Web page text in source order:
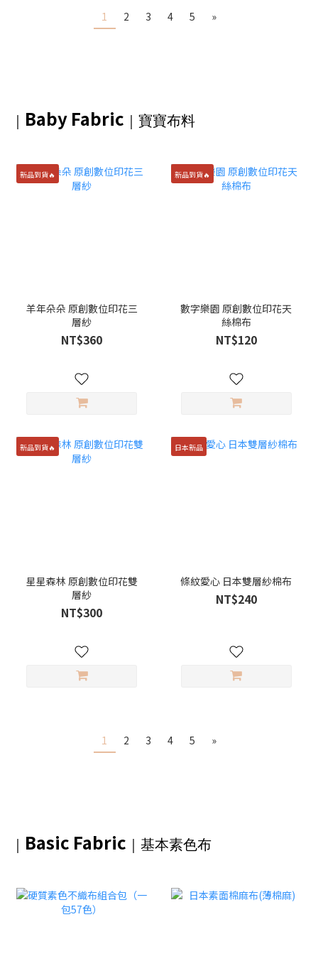
1 2 3 4 5 »
｜ Baby Fabric ｜ 寶寶布料
新品到貨🔥
羊年朵朵 原創數位印花三
層紗
NT$360
新品到貨🔥
數字樂園 原創數位印花天
絲棉布
NT$120
新品到貨🔥
星星森林 原創數位印花雙
層紗
NT$300
日本新品
條紋愛心 日本雙層紗棉布
NT$240
1 2 3 4 5 »
｜ Basic Fabric ｜基本素色布